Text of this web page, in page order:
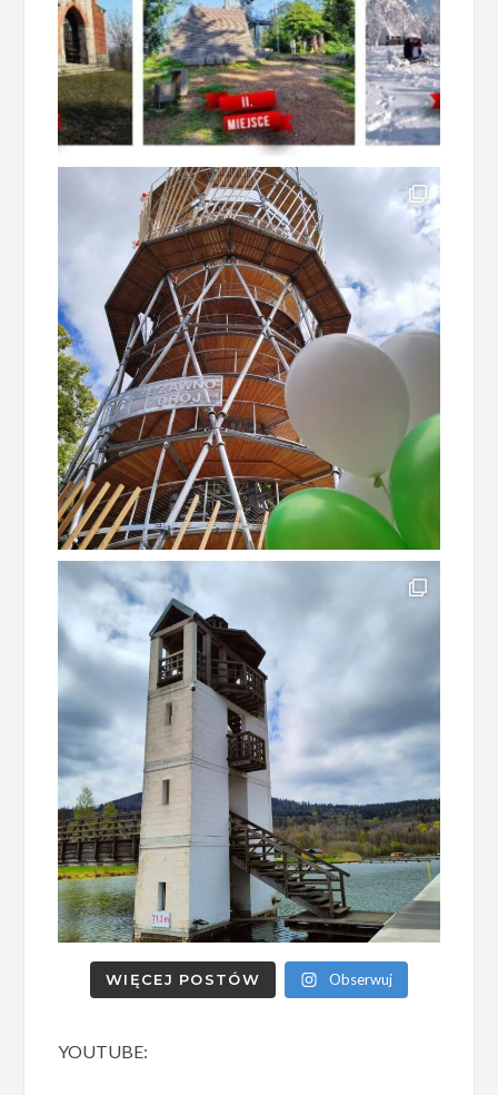
WIĘCEJ POSTÓW Obserwuj
YOUTUBE: